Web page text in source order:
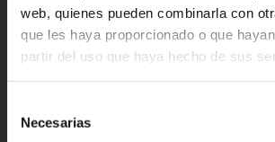
web, quienes pueden combinarla con
que les haya proporcionado o que
partir del uso que haya hecho de sus
Necesarias
Al tratarse de madera recuperada
estado expuesta a las
es una madera muy resistente y
desgastado que le aporta su
Presenta ligeras imperfecciones
Newsletter y disfruta